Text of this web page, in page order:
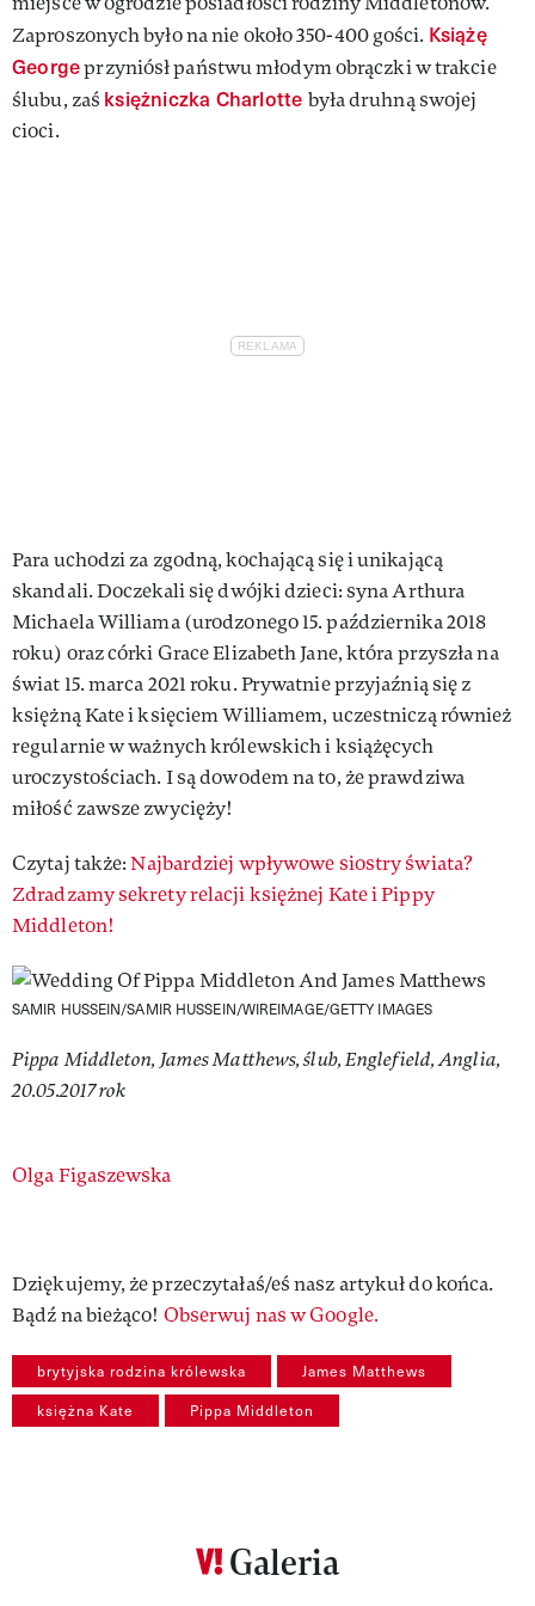
Zaproszonych było na nie około 350-400 gości. Książę
Georgeprzyniósł państwu młodym obrączki w trakcie
ślubu, zaś księżniczka Charlotte była druhną swojej
cioci.
Para uchodzi za zgodną, kochającą się i unikającą
skandali. Doczekali się dwójki dzieci: syna Arthura
Michaela Williama (urodzonego 15. października 2018
roku) oraz córki Grace Elizabeth Jane, która przyszła na
świat 15. marca 2021 roku. Prywatnie przyjaźnią się z
księżną Kate i księciem Williamem, uczestniczą również
regularnie w ważnych królewskich i książęcych
uroczystościach. I są dowodem na to, że prawdziwa
miłość zawsze zwycięży!
Czytaj także:Najbardziej wpływowe siostry świata?
Zdradzamy sekrety relacji księżnej Kate i Pippy
Middleton!
SAMIR HUSSEIN/SAMIR HUSSEIN/WIREIMAGE/GETTY IMAGES
Pippa Middleton, James Matthews, ślub, Englefield, Anglia,
20.05.2017 rok
Authors
Olga Figaszewska
Dziękujemy, że przeczytałaś/eś nasz artykuł do końca.
Bądź na bieżąco! Obserwuj nas w Google.
brytyjska rodzina królewska James Matthews
księżna Kate Pippa Middleton
Galeria